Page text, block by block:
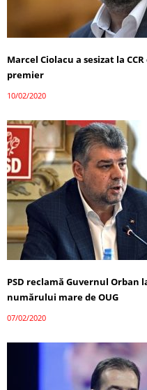
Marcel Ciolacu a sesizat la
premier
10/02/2020
PSD reclamă Guvernul
numărului mare de OUG
07/02/2020